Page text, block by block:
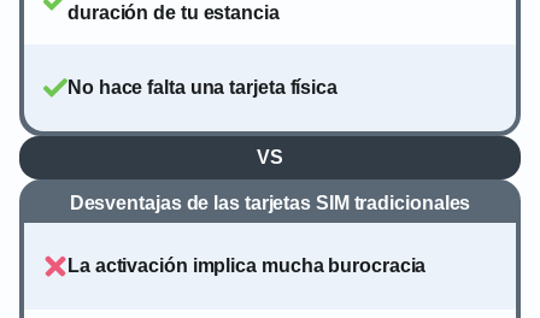
duración de tu estancia
No hace falta una tarjeta física
VS
Desventajas de las tarjetas SIM tradicionales
La activación implica mucha burocracia